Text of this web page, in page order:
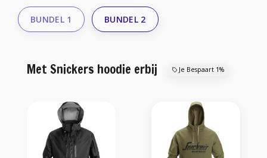
BUNDEL 1 BUNDEL 2
Met Snickers hoodie erbij Je Bespaart 1%